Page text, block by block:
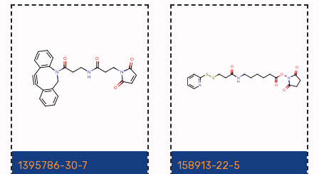
1395786-30-7 158913-22-5